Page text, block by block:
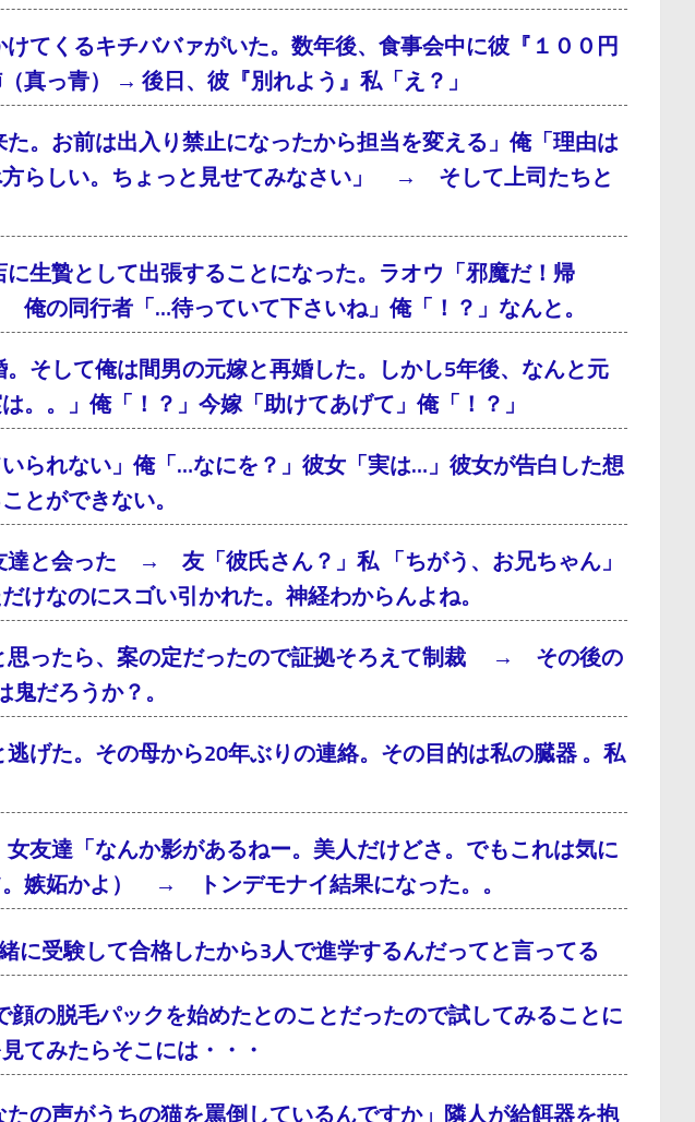
てくるキチババァがいた。数年後、食事会中に彼『１００円
真っ青） → 後日、彼『別れよう』私「え？」
。お前は出入り禁止になったから担当を変える」俺「理由は
方らしい。ちょっと見せてみなさい」 → そして上司たちと
生贄として出張することになった。ラオウ「邪魔だ！帰
の同行者「…待っていて下さいね」俺「！？」なんと。
そして俺は間男の元嫁と再婚した。しかし5年後、なんと元
。」俺「！？」今嫁「助けてあげて」俺「！？」
られない」俺「…なにを？」彼女「実は…」彼女が告白した想
とができない。
達と会った → 友「彼氏さん？」私 「ちがう、お兄ちゃん」
けなのにスゴい引かれた。神経わからんよね。
思ったら、案の定だったので証拠そろえて制裁 → その後の
だろうか？。
げた。その母から20年ぶりの連絡。その目的は私の臓器 。私
友達「なんか影があるねー。美人だけどさ。でもこれは気に
。嫉妬かよ） → トンデモナイ結果になった。。
に受験して合格したから3人で進学するんだってと言ってる
顔の脱毛パックを始めたとのことだったので試してみることに
てみたらそこには・・・
たの声がうちの猫を罵倒しているんですか」隣人が給餌器を抱